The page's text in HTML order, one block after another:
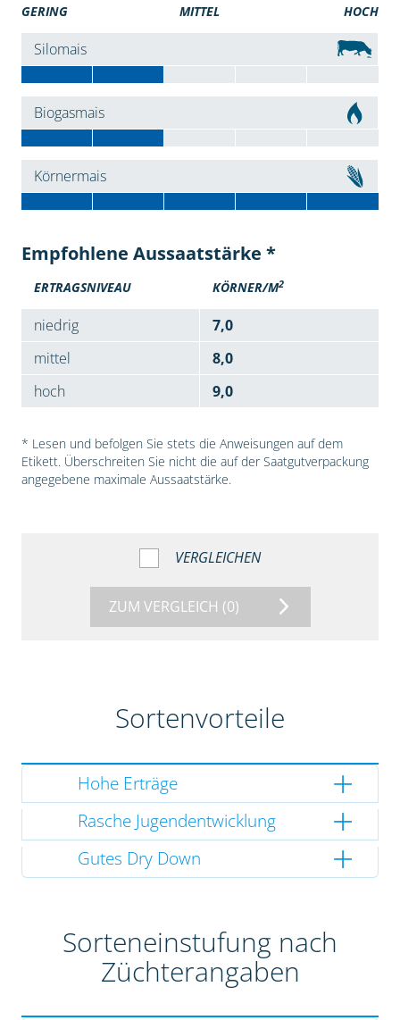
GERING MITTEL HOCH
Silomais
Biogasmais
Körnermais
Empfohlene Aussaatstärke *
ERTRAGSNIVEAU KÖRNER/M2
niedrig
7,0
mittel
8,0
hoch
9,0
* Lesen und befolgen Sie stets die Anweisungen auf dem
Etikett. Überschreiten Sie nicht die auf der Saatgutverpackung
angegebene maximale Aussaatstärke.
VERGLEICHEN
ZUM VERGLEICH (0)
Sortenvorteile
Hohe Erträge
Rasche Jugendentwicklung
Gutes Dry Down
Sorteneinstufung nach
Züchterangaben